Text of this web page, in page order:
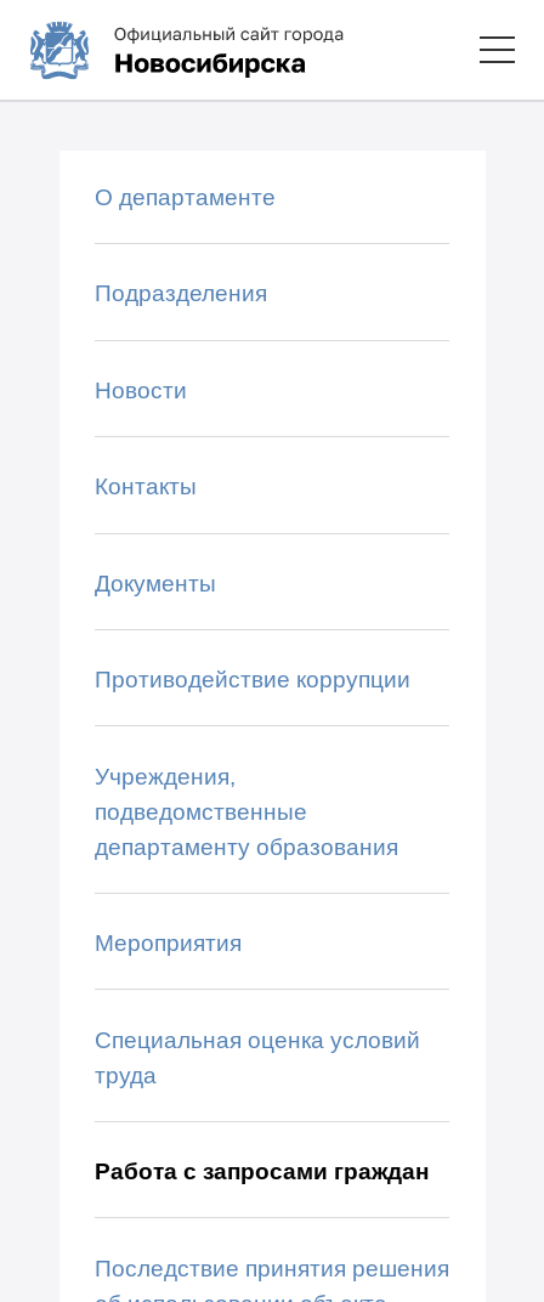
О департаменте
Подразделения
Новости
Контакты
Документы
Противодействие коррупции
Учреждения,
подведомственные
департаменту образования
Мероприятия
Специальная оценка условий
труда
Работа с запросами граждан
Последствие принятия решения